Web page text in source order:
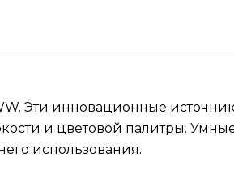
Эти инновационные
и цветовой палитры.
использования.